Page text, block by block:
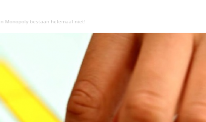
Monopoly bestaan helemaal niet!